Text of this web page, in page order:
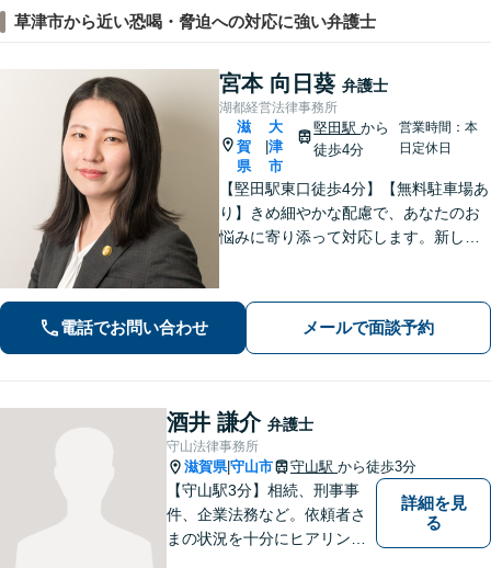
草津市から近い恐喝・脅迫への対応に強い弁護士
宮本 向日葵 弁護士
湖都経営法律事務所
滋
賀
県
大
津
市
堅田駅から
徒歩4分
営業時間：本
日定休日
【堅田駅東口徒歩4分】【無料駐車場あ
り】きめ細やかな配慮で、あなたのお
悩みに寄り添って対応します。新しい
にご相談ください。
電話でお問い合わせ メールで面談予約
酒井 謙介 弁護士
守山法律事務所
滋賀県|守山市 守山駅 から徒歩3分
【守山駅3分】相続、刑事事
件、企業法務など。依頼者さ
まの状況を十分にヒアリング
詳細を見
る